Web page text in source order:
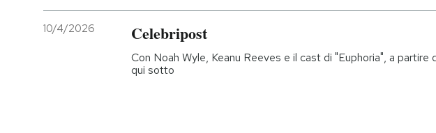
10/4/2026 Celebripost
Con Noah Wyle, Keanu Reeves e il cast di "Euphoria", a partire
qui sotto